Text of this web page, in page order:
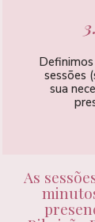
sessões
sua
As